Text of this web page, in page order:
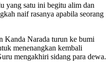
yang satu ini begitu alim dan
naif rasanya apabila seorang
Kanda Narada turun ke bumi
menenangkan kembali
mengakhiri sidang para dewa.